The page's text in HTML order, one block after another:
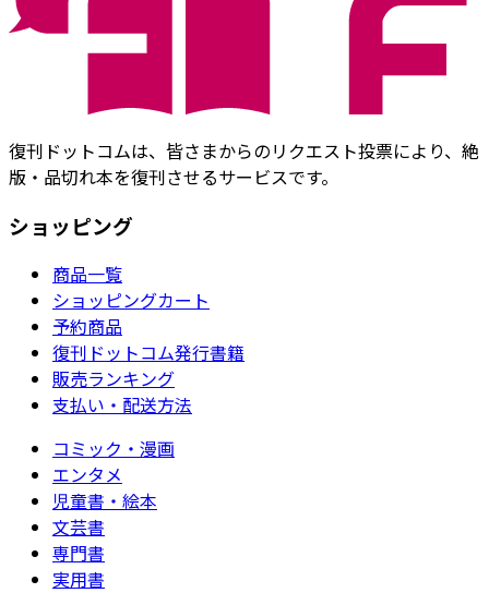
復刊ドットコムは、皆さまからのリクエスト投票により、絶
版・品切れ本を復刊させるサービスです。
ショッピング
商品一覧
ショッピングカート
予約商品
復刊ドットコム発行書籍
販売ランキング
支払い・配送方法
コミック・漫画
エンタメ
児童書・絵本
文芸書
専門書
実用書